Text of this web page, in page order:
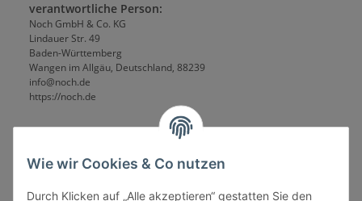
verantwortliche Person:
Noch GmbH & Co. KG
Lindauer Str. 49
Baden-Württemberg
Wangen im Allgäu, Deutschland, 88239
info@noch.de
https://noch.de
Wie wir Cookies & Co nutzen
Durch Klicken auf „Alle akzeptieren“ gestatten Sie den